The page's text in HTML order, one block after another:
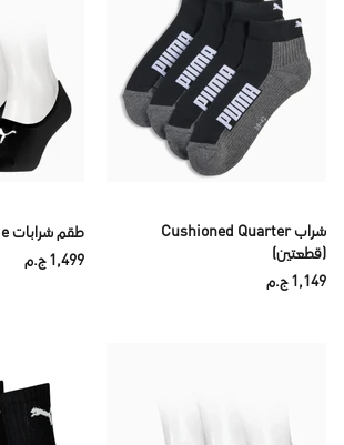
شراب Cushioned Quarter
(قطعتين)
1,149 ج.م
طقم شرابات PUMA Footie (3 قطع)
1,499 ج.م